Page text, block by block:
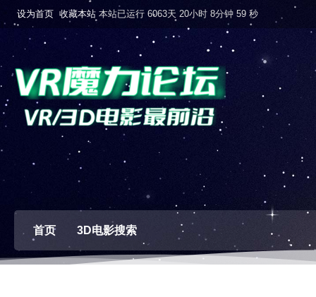
设为首页 收藏本站 本站已运行 6063天 20小时 9分钟 0 秒
首页 3D电影搜索